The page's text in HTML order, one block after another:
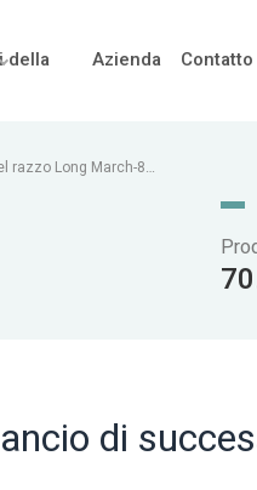
della
Azienda Contatto
razzo Long March-8A
di